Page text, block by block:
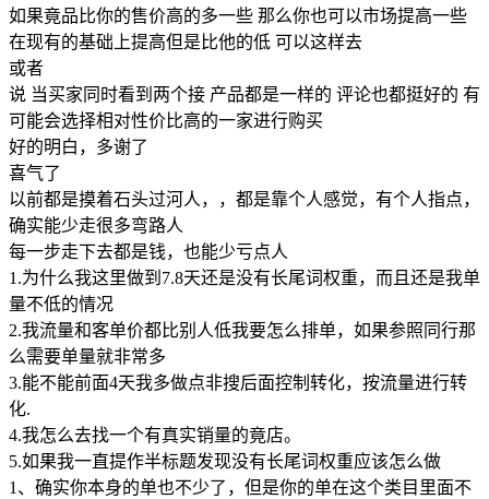
如果竟品比你的售价高的多一些 那么你也可以市场提高一些
在现有的基础上提高但是比他的低 可以这样去
或者
说 当买家同时看到两个接 产品都是一样的 评论也都挺好的 有
可能会选择相对性价比高的一家进行购买
好的明白，多谢了
喜气了
以前都是摸着石头过河人，，都是靠个人感觉，有个人指点，
确实能少走很多弯路人
每一步走下去都是钱，也能少亏点人
1.为什么我这里做到7.8天还是没有长尾词权重，而且还是我单
量不低的情况
2.我流量和客单价都比别人低我要怎么排单，如果参照同行那
么需要单量就非常多
3.能不能前面4天我多做点非搜后面控制转化，按流量进行转
化.
4.我怎么去找一个有真实销量的竟店。
5.如果我一直提作半标题发现没有长尾词权重应该怎么做
1、确实你本身的单也不少了，但是你的单在这个类目里面不